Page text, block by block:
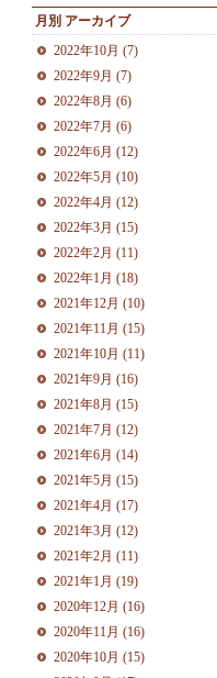
月別 アーカイブ
2022年10月 (7)
2022年9月 (7)
2022年8月 (6)
2022年7月 (6)
2022年6月 (12)
2022年5月 (10)
2022年4月 (12)
2022年3月 (15)
2022年2月 (11)
2022年1月 (18)
2021年12月 (10)
2021年11月 (15)
2021年10月 (11)
2021年9月 (16)
2021年8月 (15)
2021年7月 (12)
2021年6月 (14)
2021年5月 (15)
2021年4月 (17)
2021年3月 (12)
2021年2月 (11)
2021年1月 (19)
2020年12月 (16)
2020年11月 (16)
2020年10月 (15)